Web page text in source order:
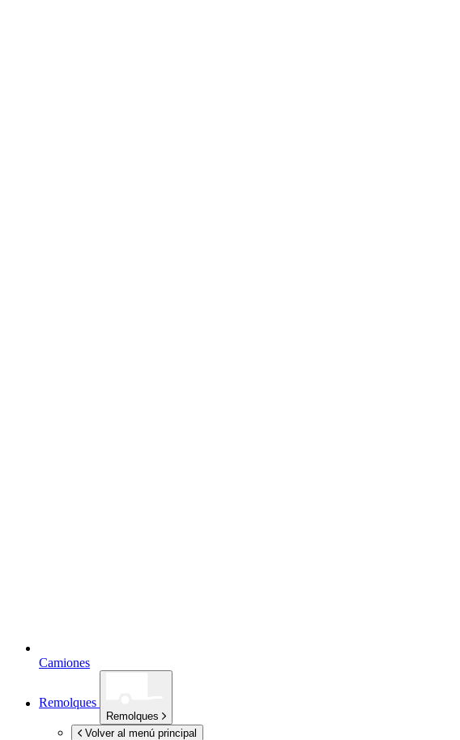
Camiones
Remolques
Remolques
Volver al menú principal